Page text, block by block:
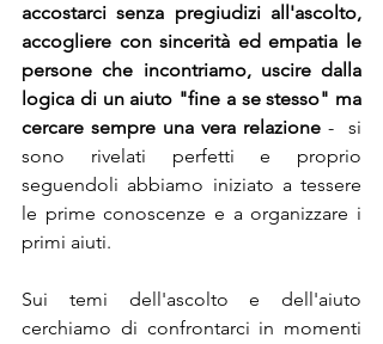
accostarci senza pregiudizi all'ascolto,
accogliere con sincerità ed empatia le
persone che incontriamo, uscire dalla
logica di un aiuto "fine a se stesso" ma
cercare sempre una vera relazione -  si
sono rivelati perfetti e proprio
seguendoli abbiamo iniziato a tessere
le prime conoscenze e a organizzare i
primi aiuti.
Sui temi dell'ascolto e dell'aiuto
cerchiamo di confrontarci in momenti